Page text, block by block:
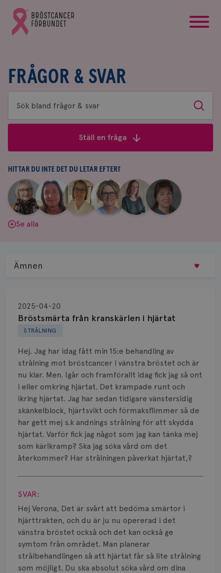
Gå
till
Bröstcancerförbundets
FRÅGOR & SVAR
Sök
bland
&
svar
Sök
Ställ en fråga
HITTAR DU INTE DET DU LETAR EFTER?
Aina
Johnsson
|
Anne
Andersson
Fredrika
Killander
|
Jeanette
Bäcklund
|
Maria
Edegran
|
Yvette
Andersson
Se alla
STRÅLNING
Bröstsmärta från kranskärlen i hjärtat
2025-04-20
Hej. Jag har idag fått min 15:e behandling av
strålning mot bröstcancer i vänstra bröstet och är
nu klar. Men. Igår och framförallt idag fick jag så ont
i eller omkring hjärtat. Det krampade runt och
ikring hjärtat. Jag har sedan tidigare vänstersidig
skänkelblock, hjärtsvikt och förmaksflimmer så de
har gett mej s.k andnings strålning för att skydda
hjärtat. Varför fick jag något som jag kan tänka mej
som kärlkramp? Ska jag söka vård om det
återkommer? Har strålningen påverkat hjärtat,?
Visa svar
SVAR:
Hej Verona, Det är svårt att bedöma smärtor i
hjärttrakten, och du är ju nu opererad i det
vänstra bröstet också och det kan också ge
symtom från området. Man planerar
strålbehandlingen så att hjärtat får så lite strålning
som möjligt. Du ska absolut söka vård om dina
Ämnen
Biopsi
Biverkningar
Bröstvårta
Knöl
Läkemedel
Typ av bröstcancer
Smärta
Spridd bröstcancer
Strålning
Vätska